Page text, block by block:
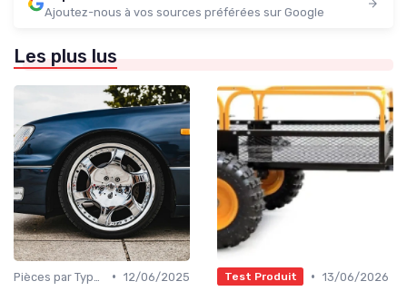
Ajoutez-nous à vos sources préférées sur Google
Les plus lus
• 12/06/2025
Test Produit • 13/06/2026